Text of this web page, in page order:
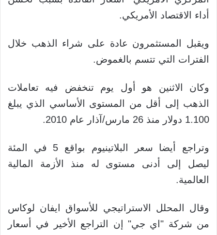
أداء الاقتصاد الأمريكي.
ويقبل المستثمرون عادة على شراء الذهب خلال
الفترات التي تتسم بالغموض.
وكان الاثنين هو أول يوم تنخفض فيه تعاملات
الذهب إلى أقل من المستوى الأساسي الذي يبلغ
1.100 دولار منذ 26 مارس/آذار عام 2010.
وتراجع أيضا سعر البلاتينيوم بواقع 5 في المئة
ليصل إلى أدنى مستوى له منذ الأزمة المالية
العالمية.
وقال المحلل الاستراتيجي للأسواق ايفان لوكاس
من شركة "اي جي" إن التراجع الأخير في أسعار